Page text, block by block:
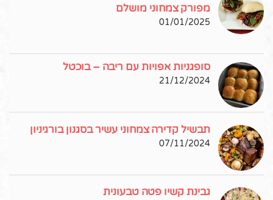
מפורק צמחוני מושלם
01/01/2025
סופגניות אפויות עם ריבה – בוכטל
21/12/2024
תבשיל קדירה צמחוני עשיר בסגנון בורגיניון
07/11/2024
גבינת קשיו פטה טבעונית